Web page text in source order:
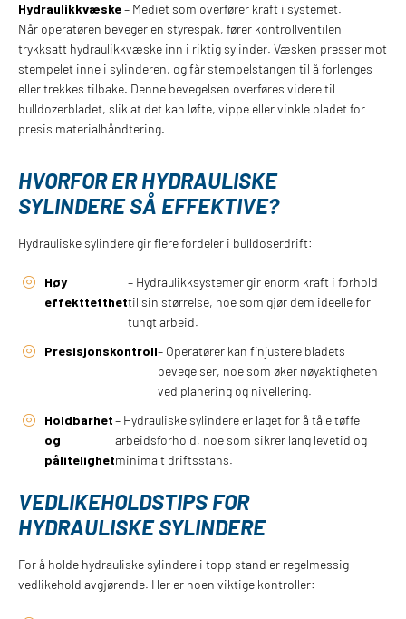
Hydraulikkvæske– Mediet som overfører kraft i systemet.
Når operatøren beveger en styrespak, fører kontrollventilen
trykksatt hydraulikkvæske inn i riktig sylinder. Væsken presser mot
stempelet inne i sylinderen, og får stempelstangen til å forlenges
eller trekkes tilbake. Denne bevegelsen overføres videre til
bulldozerbladet, slik at det kan løfte, vippe eller vinkle bladet for
presis materialhåndtering.
HVORFOR ER HYDRAULISKE
SYLINDERE SÅ EFFEKTIVE?
Hydrauliske sylindere gir flere fordeler i bulldoserdrift:
Høy
effekttetthet
– Hydraulikksystemer gir enorm kraft i forhold
til sin størrelse, noe som gjør dem ideelle for
tungt arbeid.
Presisjonskontroll– Operatører kan finjustere bladets
bevegelser, noe som øker nøyaktigheten
ved planering og nivellering.
Holdbarhet
og
pålitelighet
– Hydrauliske sylindere er laget for å tåle tøffe
arbeidsforhold, noe som sikrer lang levetid og
minimalt driftsstans.
VEDLIKEHOLDSTIPS FOR
HYDRAULISKE SYLINDERE
For å holde hydrauliske sylindere i topp stand er regelmessig
vedlikehold avgjørende. Her er noen viktige kontroller: